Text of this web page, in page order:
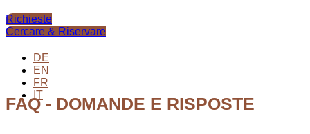
Richieste
Cercare & Riservare
DE
EN
FR
IT
FAQ - DOMANDE E RISPOSTE